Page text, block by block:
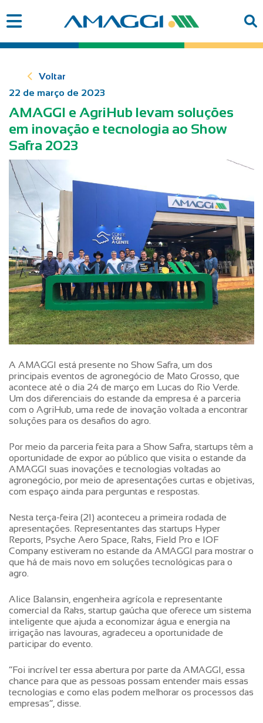
Voltar
22 de março de 2023
AMAGGI e AgriHub levam soluções
em inovação e tecnologia ao Show
Safra 2023
A AMAGGI está presente no Show Safra, um dos
principais eventos de agronegócio de Mato Grosso, que
acontece até o dia 24 de março em Lucas do Rio Verde.
Um dos diferenciais do estande da empresa é a parceria
com o AgriHub, uma rede de inovação voltada a encontrar
soluções para os desafios do agro.
Por meio da parceria feita para a Show Safra, startups têm a
oportunidade de expor ao público que visita o estande da
AMAGGI suas inovações e tecnologias voltadas ao
agronegócio, por meio de apresentações curtas e objetivas,
com espaço ainda para perguntas e respostas.
Nesta terça-feira (21) aconteceu a primeira rodada de
apresentações. Representantes das startups Hyper
Reports, Psyche Aero Space, Raks, Field Pro e IOF
Company estiveram no estande da AMAGGI para mostrar o
que há de mais novo em soluções tecnológicas para o
agro.
Alice Balansin, engenheira agrícola e representante
comercial da Raks, startup gaúcha que oferece um sistema
inteligente que ajuda a economizar água e energia na
irrigação nas lavouras, agradeceu a oportunidade de
participar do evento.
“Foi incrível ter essa abertura por parte da AMAGGI, essa
chance para que as pessoas possam entender mais essas
tecnologias e como elas podem melhorar os processos das
empresas”, disse.